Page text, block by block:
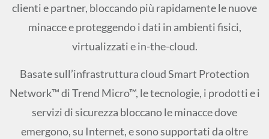
clienti e partner, bloccando più rapidamente le nuove
minacce e proteggendo i dati in ambienti fisici,
virtualizzati e in-the-cloud.
Basate sull’infrastruttura cloud Smart Protection
Network™ di Trend Micro™, le tecnologie, i prodotti e i
servizi di sicurezza bloccano le minacce dove
emergono, su Internet, e sono supportati da oltre